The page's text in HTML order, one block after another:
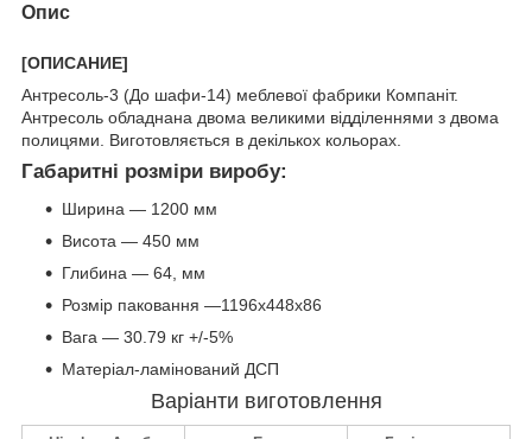
Опис
[ОПИСАНИЕ]
Антресоль-3 (До шафи-14) меблевої фабрики Компаніт.
Антресоль обладнана двома великими відділеннями з двома
полицями. Виготовляється в декількох кольорах.
Габаритні розміри виробу:
Ширина — 1200 мм
Висота — 450 мм
Глибина — 64, мм
Розмір паковання —1196х448х86
Вага — 30.79 кг +/-5%
Матеріал-ламінований ДСП
Варіанти виготовлення